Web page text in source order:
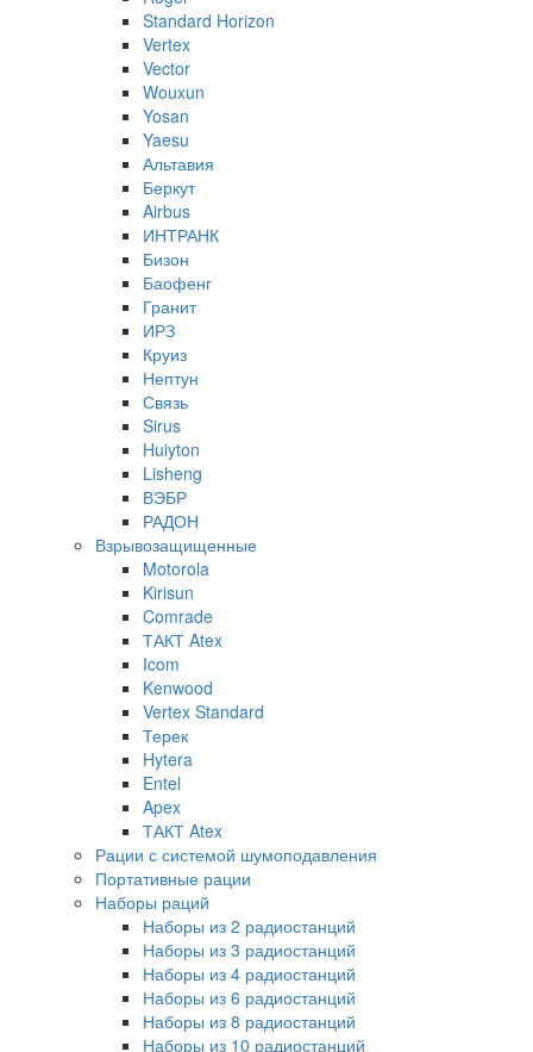
Standard Horizon
Vertex
Vector
Wouxun
Yosan
Yaesu
Альтавия
Беркут
Airbus
ИНТРАНК
Бизон
Баофенг
Гранит
ИРЗ
Круиз
Нептун
Связь
Sirus
Huiyton
Lisheng
ВЭБР
РАДОН
Взрывозащищенные
Motorola
Kirisun
Comrade
ТАКТ Atex
Icom
Kenwood
Vertex Standard
Терек
Hytera
Entel
Apex
ТАКТ Atex
Рации с системой шумоподавления
Портативные рации
Наборы раций
Наборы из 2 радиостанций
Наборы из 3 радиостанций
Наборы из 4 радиостанций
Наборы из 6 радиостанций
Наборы из 8 радиостанций
Наборы из 10 радиостанций